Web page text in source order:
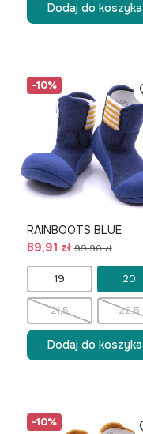
Dodaj do koszyka
-10%
RAINBOOTS BLUE
89,91 zł99,90 zł
19 20
21,5 22,5
Dodaj do koszyka
-10%